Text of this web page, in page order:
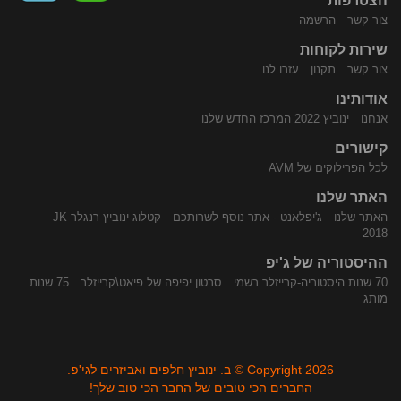
צור קשר הרשמה
שירות לקוחות
צור קשר תקנון עזרו לנו
אודותינו
אנחנו ינוביץ 2022 המרכז החדש שלנו
קישורים
לכל הפרילוקים של AVM
האתר שלנו
האתר שלנו ג'יפלאנט - אתר נוסף לשרותכם
קטלוג ינוביץ רנגלר JK
2018
ההיסטוריה של ג'יפ
70 שנות היסטוריה-קרייזלר רשמי סרטון יפיפה של פיאט\קרייזלר
75 שנות
מותג
Copyright 2026 © ב. ינוביץ חלפים ואביזרים לגי'פ.
החברים הכי טובים של החבר הכי טוב שלך!